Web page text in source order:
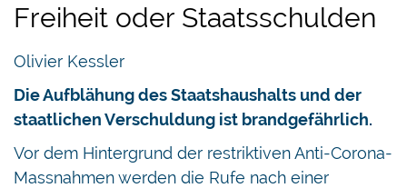
Freiheit oder Staatsschulden
Olivier Kessler
Die Aufblähung des Staatshaushalts und der
staatlichen Verschuldung ist brandgefährlich.
Vor dem Hintergrund der restriktiven Anti-Corona-
Massnahmen werden die Rufe nach einer